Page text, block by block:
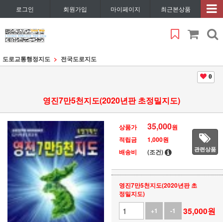
로그인 회원가입 마이페이지 최근본상품
도로교통행정지도 전국도로지도
0
영진7만5천지도(2020년판 초정밀지도)
상품가 35,000원
적립금
1,000원
배송비
(조건) 관련상품
영진7만5천지도(2020년판 초
정밀지도)
+1
-1 35,000원